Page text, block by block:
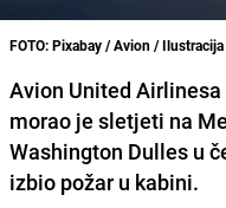
FOTO: Pixabay / Avion / Ilustracija
Avion United
morao je sletjeti na
Washington Dulles u
izbio požar u kabini.